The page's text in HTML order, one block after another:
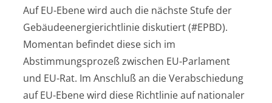
Auf EU-Ebene wird auch die nächste Stufe der
Gebäudeenergierichtlinie diskutiert (#EPBD).
Momentan befindet diese sich im
Abstimmungsprozeß zwischen EU-Parlament
und EU-Rat. Im Anschluß an die Verabschiedung
auf EU-Ebene wird diese Richtlinie auf nationaler